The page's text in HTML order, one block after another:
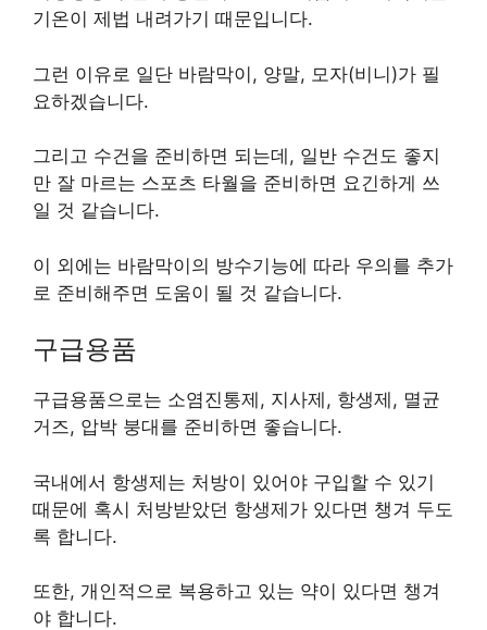
기온이 제법 내려가기 때문입니다.
그런 이유로 일단 바람막이, 양말, 모자(비니)가 필
요하겠습니다.
그리고 수건을 준비하면 되는데, 일반 수건도 좋지
만 잘 마르는 스포츠 타월을 준비하면 요긴하게 쓰
일 것 같습니다.
이 외에는 바람막이의 방수기능에 따라 우의를 추가
로 준비해주면 도움이 될 것 같습니다.
구급용품
구급용품으로는 소염진통제, 지사제, 항생제, 멸균
거즈, 압박 붕대를 준비하면 좋습니다.
국내에서 항생제는 처방이 있어야 구입할 수 있기
때문에 혹시 처방받았던 항생제가 있다면 챙겨 두도
록 합니다.
또한, 개인적으로 복용하고 있는 약이 있다면 챙겨
야 합니다.